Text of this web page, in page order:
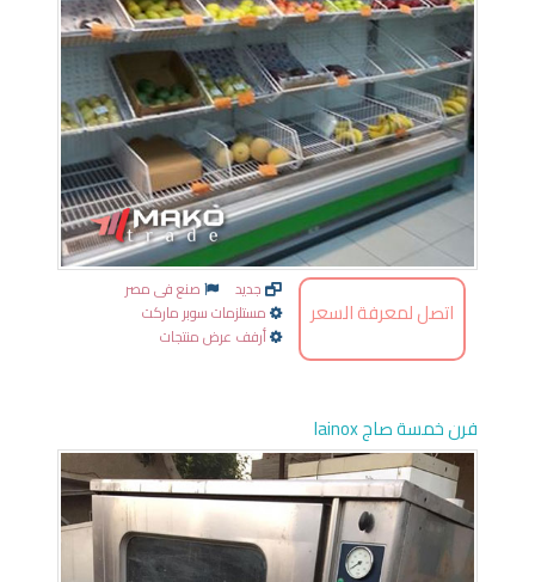
اتصل لمعرفة السعر
جديد
صنع فى مصر
مستلزمات سوبر ماركت
أرفف عرض منتجات
فرن خمسة صاج lainox